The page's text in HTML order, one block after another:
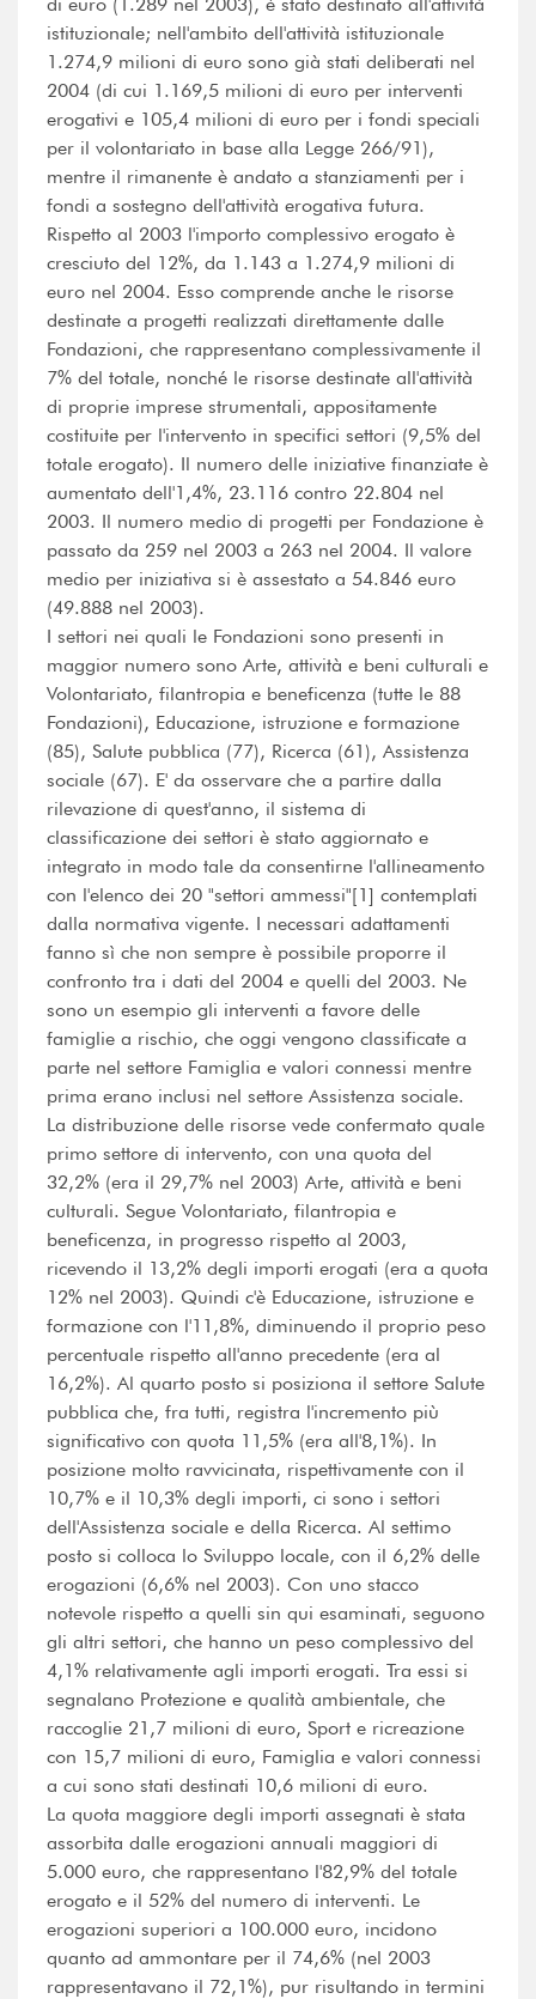
istituzionale; nell'ambito dell'attività istituzionale
1.274,9 milioni di euro sono già stati deliberati nel
2004 (di cui 1.169,5 milioni di euro per interventi
erogativi e 105,4 milioni di euro per i fondi speciali
per il volontariato in base alla Legge 266/91),
mentre il rimanente è andato a stanziamenti per i
fondi a sostegno dell'attività erogativa futura.
Rispetto al 2003 l'importo complessivo erogato è
cresciuto del 12%, da 1.143 a 1.274,9 milioni di
euro nel 2004. Esso comprende anche le risorse
destinate a progetti realizzati direttamente dalle
Fondazioni, che rappresentano complessivamente il
7% del totale, nonché le risorse destinate all'attività
di proprie imprese strumentali, appositamente
costituite per l'intervento in specifici settori (9,5% del
totale erogato). Il numero delle iniziative finanziate è
aumentato dell'1,4%, 23.116 contro 22.804 nel
2003. Il numero medio di progetti per Fondazione è
passato da 259 nel 2003 a 263 nel 2004. Il valore
medio per iniziativa si è assestato a 54.846 euro
(49.888 nel 2003).
I settori nei quali le Fondazioni sono presenti in
maggior numero sono Arte, attività e beni culturali e
Volontariato, filantropia e beneficenza (tutte le 88
Fondazioni), Educazione, istruzione e formazione
(85), Salute pubblica (77), Ricerca (61), Assistenza
sociale (67). E' da osservare che a partire dalla
rilevazione di quest'anno, il sistema di
classificazione dei settori è stato aggiornato e
integrato in modo tale da consentirne l'allineamento
con l'elenco dei 20 "settori ammessi"[1] contemplati
dalla normativa vigente. I necessari adattamenti
fanno sì che non sempre è possibile proporre il
confronto tra i dati del 2004 e quelli del 2003. Ne
sono un esempio gli interventi a favore delle
famiglie a rischio, che oggi vengono classificate a
parte nel settore Famiglia e valori connessi mentre
prima erano inclusi nel settore Assistenza sociale.
La distribuzione delle risorse vede confermato quale
primo settore di intervento, con una quota del
32,2% (era il 29,7% nel 2003) Arte, attività e beni
culturali. Segue Volontariato, filantropia e
beneficenza, in progresso rispetto al 2003,
ricevendo il 13,2% degli importi erogati (era a quota
12% nel 2003). Quindi c'è Educazione, istruzione e
formazione con l'11,8%, diminuendo il proprio peso
percentuale rispetto all'anno precedente (era al
16,2%). Al quarto posto si posiziona il settore Salute
pubblica che, fra tutti, registra l'incremento più
significativo con quota 11,5% (era all'8,1%). In
posizione molto ravvicinata, rispettivamente con il
10,7% e il 10,3% degli importi, ci sono i settori
dell'Assistenza sociale e della Ricerca. Al settimo
posto si colloca lo Sviluppo locale, con il 6,2% delle
erogazioni (6,6% nel 2003). Con uno stacco
notevole rispetto a quelli sin qui esaminati, seguono
gli altri settori, che hanno un peso complessivo del
4,1% relativamente agli importi erogati. Tra essi si
segnalano Protezione e qualità ambientale, che
raccoglie 21,7 milioni di euro, Sport e ricreazione
con 15,7 milioni di euro, Famiglia e valori connessi
a cui sono stati destinati 10,6 milioni di euro.
La quota maggiore degli importi assegnati è stata
assorbita dalle erogazioni annuali maggiori di
5.000 euro, che rappresentano l'82,9% del totale
erogato e il 52% del numero di interventi. Le
erogazioni superiori a 100.000 euro, incidono
quanto ad ammontare per il 74,6% (nel 2003
rappresentavano il 72,1%), pur risultando in termini